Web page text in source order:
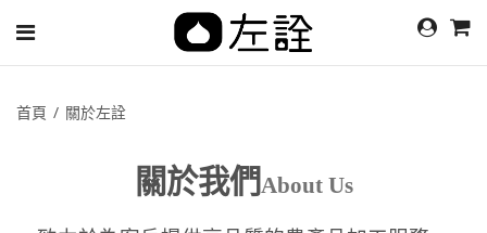
首頁 關於左詮
關於我們About Us